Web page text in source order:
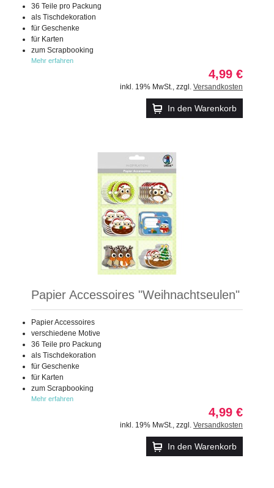
36 Teile pro Packung
als Tischdekoration
für Geschenke
für Karten
zum Scrapbooking
Mehr erfahren
4,99 €
inkl. 19% MwSt. zzgl. Versandkosten
In den Warenkorb
Papier Accessoires "Weihnachtseulen"
Papier Accessoires
verschiedene Motive
36 Teile pro Packung
als Tischdekoration
für Geschenke
für Karten
zum Scrapbooking
Mehr erfahren
4,99 €
inkl. 19% MwSt. zzgl. Versandkosten
In den Warenkorb